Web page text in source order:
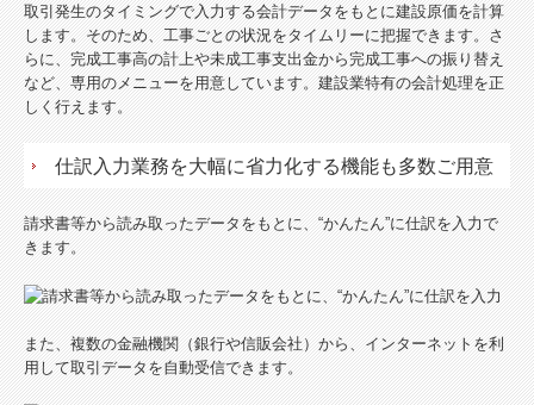
取引発生のタイミングで入力する会計データをもとに建設原価を計算
します。そのため、工事ごとの状況をタイムリーに把握できます。さ
らに、完成工事高の計上や未成工事支出金から完成工事への振り替え
など、専用のメニューを用意しています。建設業特有の会計処理を正
しく行えます。
仕訳入力業務を大幅に省力化する機能も多数ご用意
請求書等から読み取ったデータをもとに、“かんたん”に仕訳を入力で
きます。
また、複数の金融機関（銀行や信販会社）から、インターネットを利
用して取引データを自動受信できます。